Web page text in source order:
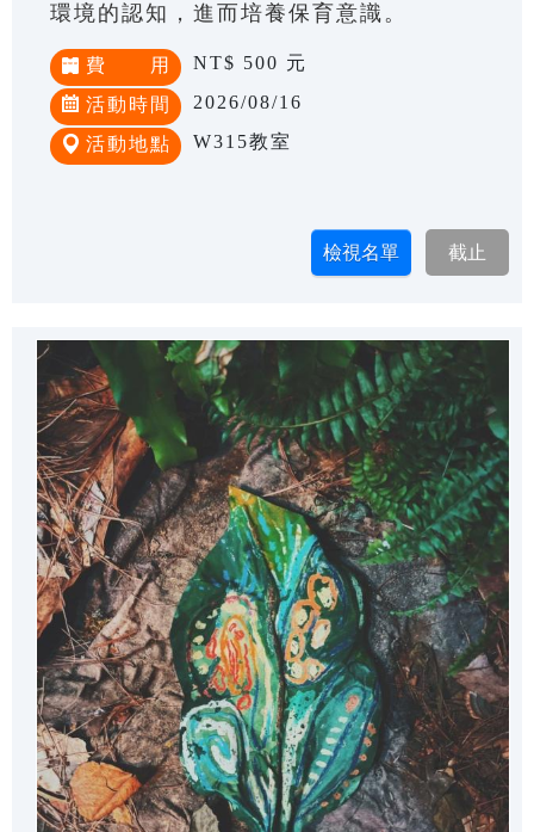
環境的認知，進而培養保育意識。
費 用 NT$ 500 元
活動時間 2026/08/16
活動地點 W315教室